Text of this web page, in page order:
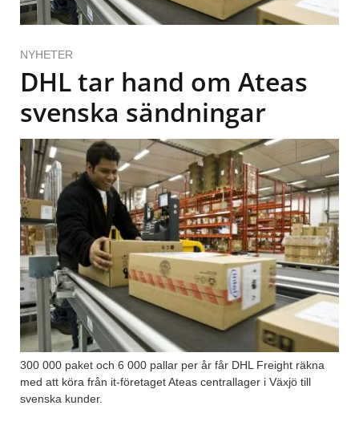
NYHETER
DHL tar hand om Ateas
svenska sändningar
300 000 paket och 6 000 pallar per år får DHL Freight räkna
med att köra från it-företaget Ateas centrallager i Växjö till
svenska kunder.